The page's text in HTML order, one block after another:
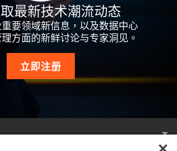
最新技术潮流动态
要领域新信息，以及数据中心
方面的新鲜讨论与专家洞见。
立即注册